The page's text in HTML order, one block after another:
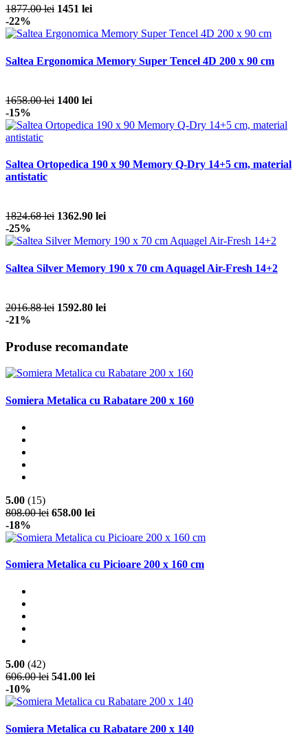
1877.00 lei 1451 lei
-22%
Saltea Ergonomica Memory Super Tencel 4D 200 x 90 cm
1658.00 lei 1400 lei
-15%
Saltea Ortopedica 190 x 90 Memory Q-Dry 14+5 cm, material
antistatic
1824.68 lei 1362.90 lei
-25%
Saltea Silver Memory 190 x 70 cm Aquagel Air-Fresh 14+2
2016.88 lei 1592.80 lei
-21%
Produse recomandate
Somiera Metalica cu Rabatare 200 x 160
5.00 (15)
808.00 lei 658.00 lei
-18%
Somiera Metalica cu Picioare 200 x 160 cm
5.00 (42)
606.00 lei 541.00 lei
-10%
Somiera Metalica cu Rabatare 200 x 140